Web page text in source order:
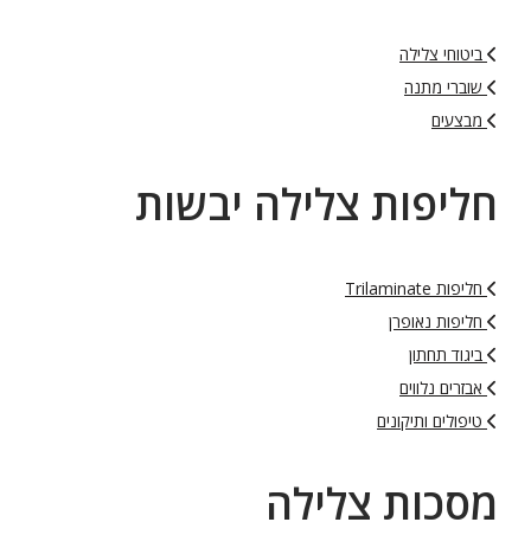
ביטוחי צלילה
שוברי מתנה
מבצעים
חליפות צלילה יבשות
חליפות Trilaminate
חליפות נאופרן
ביגוד תחתון
אבזרים נלווים
טיפולים ותיקונים
מסכות צלילה